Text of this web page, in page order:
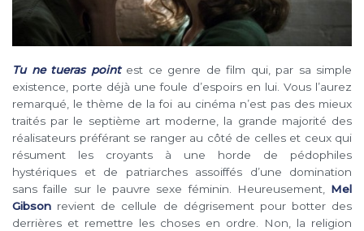
Tu ne tueras pointest ce genre de film qui, par sa simple
existence, porte déjà une foule d’espoirs en lui. Vous l’aurez
remarqué, le thème de la foi au cinéma n’est pas des mieux
traités par le septième art moderne, la grande majorité des
réalisateurs préférant se ranger au côté de celles et ceux qui
résument les croyants à une horde de pédophiles
hystériques et de patriarches assoiffés d’une domination
sans faille sur le pauvre sexe féminin. Heureusement, Mel
Gibson revient de cellule de dégrisement pour botter des
derrières et remettre les choses en ordre. Non, la religion